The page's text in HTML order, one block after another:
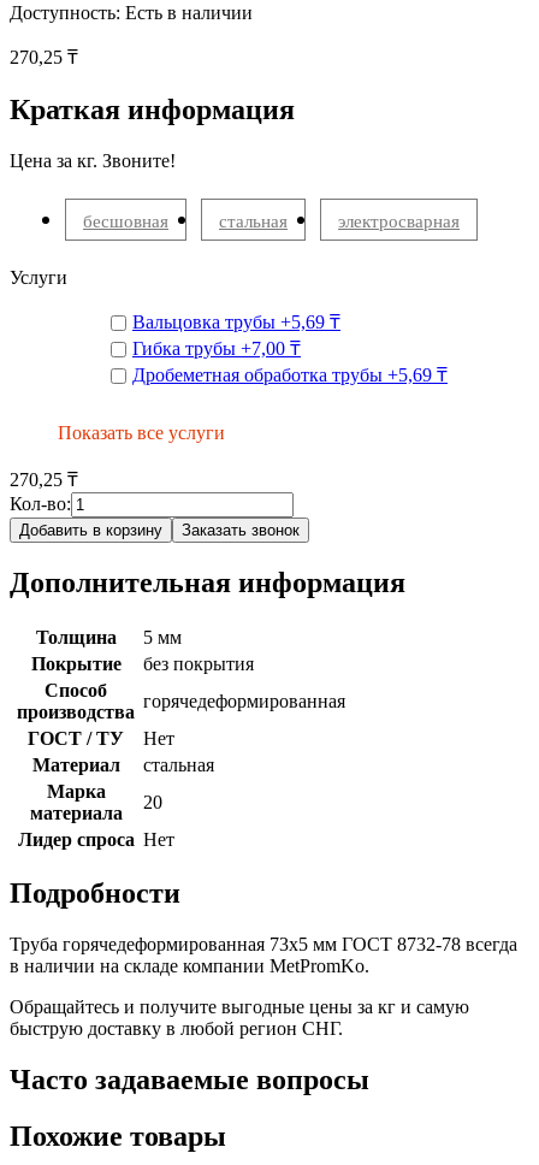
Доступность: Есть в наличии
270,25 ₸
Краткая информация
Цена за кг. Звоните!
бесшовная стальная электросварная
Услуги
Вальцовка трубы +5,69 ₸
Гибка трубы +7,00 ₸
Дробеметная обработка трубы +5,69 ₸
Показать все услуги
270,25 ₸
Кол-во:
Добавить в корзину Заказать звонок
Дополнительная информация
Толщина
5 мм
Покрытие
без покрытия
Способ
производства
горячедеформированная
ГОСТ / ТУ
Нет
Материал
стальная
Марка
материала
20
Лидер спроса Нет
Подробности
Труба горячедеформированная 73х5 мм ГОСТ 8732-78 всегда
в наличии на складе компании MetPromKo.
Обращайтесь и получите выгодные цены за кг и самую
быструю доставку в любой регион СНГ.
Часто задаваемые вопросы
Похожие товары